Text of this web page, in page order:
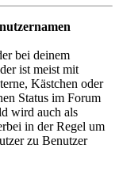
bei deinem
ist meist mit
Kästchen oder
Status im Forum
wird auch als
in der Regel um
zu Benutzer